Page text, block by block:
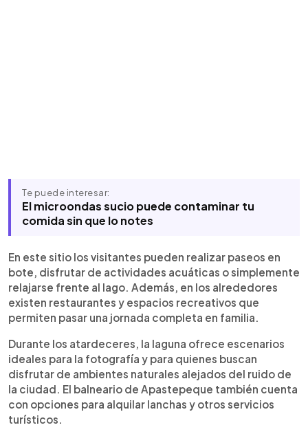
Te puede interesar:
El microondas sucio puede contaminar tu
comida sin que lo notes
En este sitio los visitantes pueden realizar paseos en
bote, disfrutar de actividades acuáticas o simplemente
relajarse frente al lago. Además, en los alrededores
existen restaurantes y espacios recreativos que
permiten pasar una jornada completa en familia.
Durante los atardeceres, la laguna ofrece escenarios
ideales para la fotografía y para quienes buscan
disfrutar de ambientes naturales alejados del ruido de
la ciudad. El balneario de Apastepeque también cuenta
con opciones para alquilar lanchas y otros servicios
turísticos.